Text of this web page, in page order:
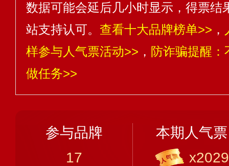
数据可能会延后几小时显示，得票结
站支持认可。 查看十大品牌榜单>> ，
样参与人气票活动>> ， 防诈骗提醒
做任务>>
参与品牌
17
本期人气票
x2029